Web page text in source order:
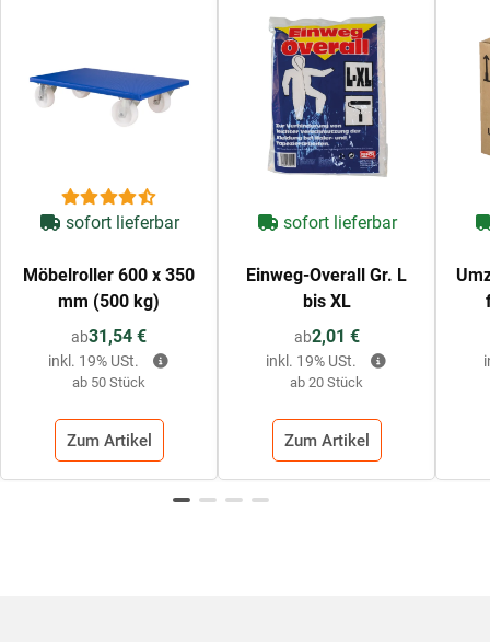
sofort lieferbar
Möbelroller 600 x 350
mm (500 kg)
ab31,54 €
ab 50 Stück
inkl. 19% USt.
Zum Artikel
sofort lieferbar
Einweg-Overall Gr. L
bis XL
ab2,01 €
ab 20 Stück
inkl. 19% USt.
Zum Artikel